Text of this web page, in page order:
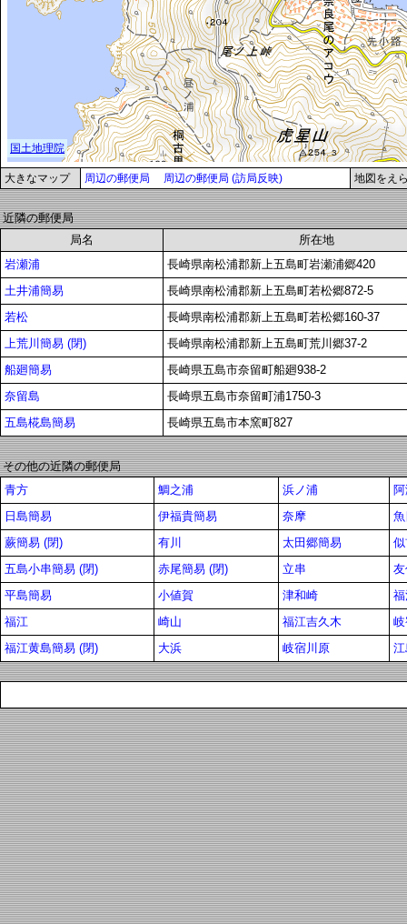
大きなマップ 周辺の郵便局 周辺の郵便局 (訪局反映) 地図をえ
近隣の郵便局
局名
所在地
岩瀬浦
長崎県南松浦郡新上五島町岩瀬浦郷420
土井浦簡易
長崎県南松浦郡新上五島町若松郷872-5
若松
長崎県南松浦郡新上五島町若松郷160-37
上荒川簡易 (閉)
長崎県南松浦郡新上五島町荒川郷37-2
船廻簡易
長崎県五島市奈留町船廻938-2
奈留島
長崎県五島市奈留町浦1750-3
五島椛島簡易
長崎県五島市本窯町827
その他の近隣の郵便局
青方
鯛之浦 浜ノ浦
日島簡易
伊福貴簡易 奈摩
蕨簡易 (閉)
有川 太田郷簡易
五島小串簡易 (閉)
赤尾簡易 (閉) 立串
平島簡易
小値賀 津和崎
福江
崎山 福江吉久木
福江黄島簡易 (閉)
大浜 岐宿川原